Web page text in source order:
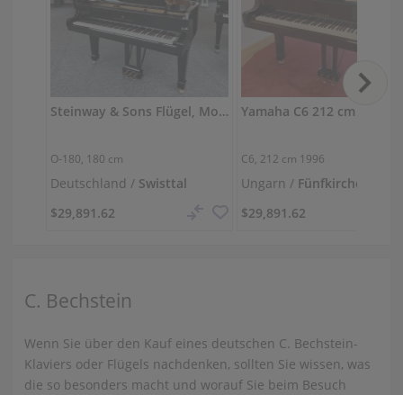
Steinway & Sons Flügel, Modell O-180
O-180, 180 cm
Deutschland / Swisttal
$29,891.62
C6, 212 cm 1996
Ungarn / Fünfkirchen
$29,891.62
C. Bechstein
Wenn Sie über den Kauf eines deutschen C. Bechstein-
Klaviers oder Flügels nachdenken, sollten Sie wissen, was
die so besonders macht und worauf Sie beim Besuch